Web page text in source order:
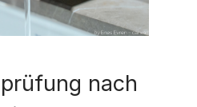
nach